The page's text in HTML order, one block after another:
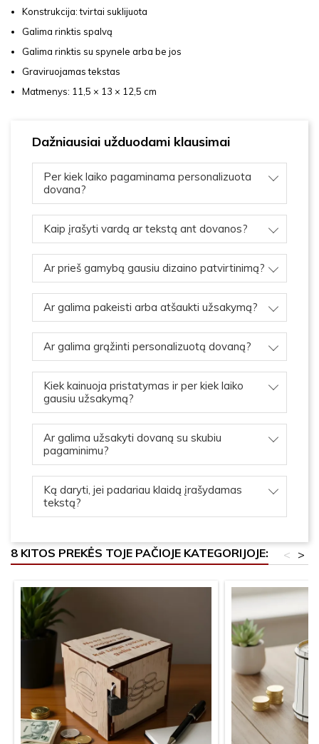
Konstrukcija: tvirtai suklijuota
Galima rinktis spalvą
Galima rinktis su spynele arba be jos
Graviruojamas tekstas
Matmenys: 11,5 × 13 × 12,5 cm
Dažniausiai užduodami klausimai
Per kiek laiko pagaminama personalizuota
dovana?
Kaip įrašyti vardą ar tekstą ant dovanos?
Ar prieš gamybą gausiu dizaino patvirtinimą?
Ar galima pakeisti arba atšaukti užsakymą?
Ar galima grąžinti personalizuotą dovaną?
Kiek kainuoja pristatymas ir per kiek laiko
gausiu užsakymą?
Ar galima užsakyti dovaną su skubiu
pagaminimu?
Ką daryti, jei padariau klaidą įrašydamas
tekstą?
8 KITOS PREKĖS TOJE PAČIOJE KATEGORIJOJE: >
<